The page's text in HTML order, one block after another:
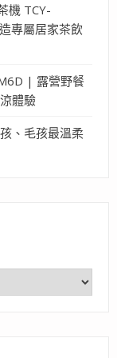
機 TCY-
專屬居家茶飲
| 露營野餐
體驗
、毛孩最溫柔